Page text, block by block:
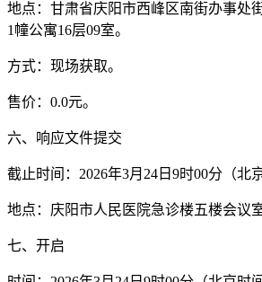
地点：甘肃省庆阳市西峰区南街办事处
1幢公寓16层09室。
方式：现场获取。
售价： 0.0元。
六、响应文件提交
截止时间： 2026年3月 24 日 9时00分（北
地点： 庆阳市人民医院急诊楼五楼会议
七、开启